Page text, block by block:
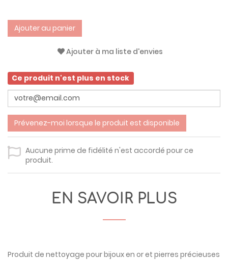
Ajouter au panier
Ajouter à ma liste d'envies
Ce produit n'est plus en stock
Prévenez-moi lorsque le produit est disponible
Aucune prime de fidélité n'est accordé pour ce
produit.
EN SAVOIR PLUS
Produit de nettoyage pour bijoux en or et pierres précieuses